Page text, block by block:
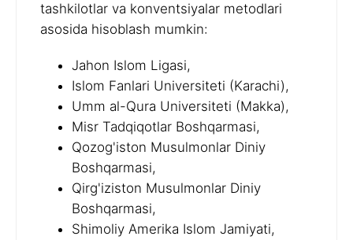
tashkilotlar va konventsiyalar metodlari
asosida hisoblash mumkin:
Jahon Islom Ligasi,
Islom Fanlari Universiteti (Karachi),
Umm al-Qura Universiteti (Makka),
Misr Tadqiqotlar Boshqarmasi,
Qozog'iston Musulmonlar Diniy
Boshqarmasi,
Qirg'iziston Musulmonlar Diniy
Boshqarmasi,
Shimoliy Amerika Islom Jamiyati,